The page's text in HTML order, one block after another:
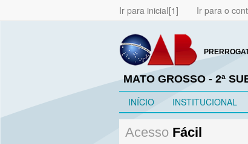
Ir para inicial Ir para o
MATO GROSSO - 2ª
INÍCIO INSTITUCIONAL
Acesso Fácil